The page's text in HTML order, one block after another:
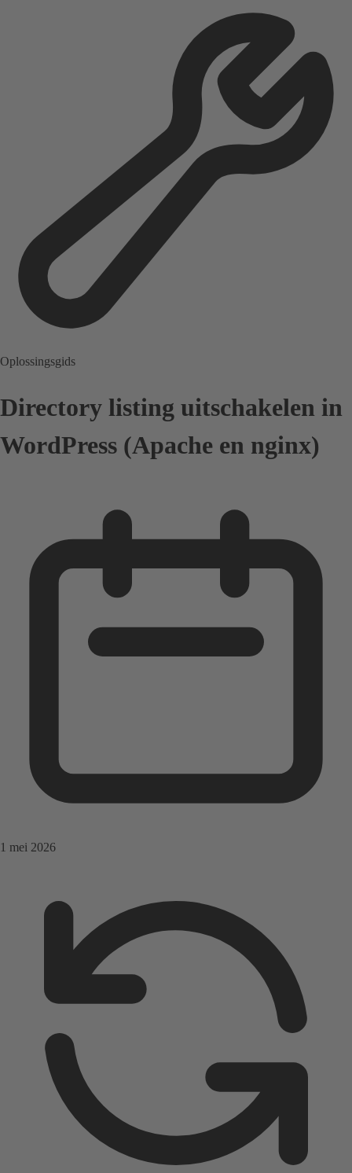
Oplossingsgids
Directory listing uitschakelen in
WordPress (Apache en nginx)
1 mei 2026